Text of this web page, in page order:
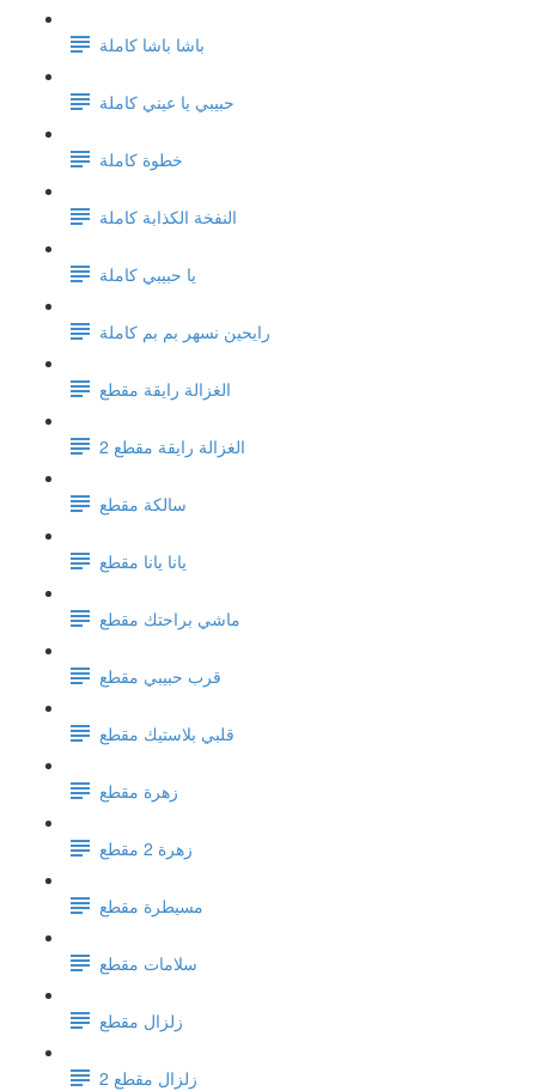
باشا باشا كاملة
حبيبي يا عيني كاملة
خطوة كاملة
النفخة الكذابة كاملة
يا حبيبي كاملة
رايحين نسهر بم بم كاملة
الغزالة رايقة مقطع
الغزالة رايقة مقطع 2
سالكة مقطع
يانا يانا مقطع
ماشي براحتك مقطع
قرب حبيبي مقطع
قلبي بلاستيك مقطع
زهرة مقطع
زهرة 2 مقطع
مسيطرة مقطع
سلامات مقطع
زلزال مقطع
زلزال مقطع 2